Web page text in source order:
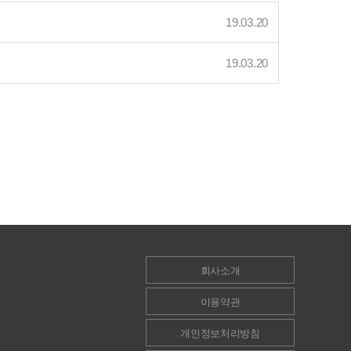
19.03.20
19.03.20
회사소개
이용약관
개인정보처리방침